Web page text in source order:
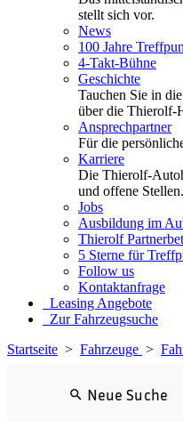
stellt sich vor.
News
100 Jahre
4-Takt-Bühne
Geschichte
Tauchen Sie in
über die Thierolf-
Ansprechpartner
Für die
Karriere
Die Thierolf-
und offene Stellen.
Jobs
Ausbildung im
Thierolf
5 Sterne für
Follow us
Kontaktanfrage
Leasing Angebote
Zur Fahrzeugsuche
Startseite > Fahrzeuge >
Neue Suche